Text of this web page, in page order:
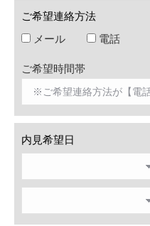
ご希望連絡方法
メール
電話
ご希望時間帯
内見希望日